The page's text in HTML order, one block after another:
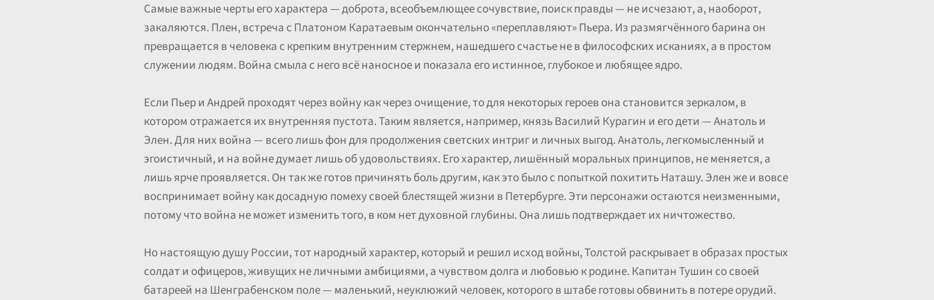
Самые важные черты его характера — доброта, всеобъемлющее сочувствие, поиск правды — не исчезают, а, наоборот,
закаляются. Плен, встреча с Платоном Каратаевым окончательно «переплавляют» Пьера. Из размягчённого барина он
превращается в человека с крепким внутренним стержнем, нашедшего счастье не в философских исканиях, а в простом
служении людям. Война смыла с него всё наносное и показала его истинное, глубокое и любящее ядро.
Если Пьер и Андрей проходят через войну как через очищение, то для некоторых героев она становится зеркалом, в
котором отражается их внутренняя пустота. Таким является, например, князь Василий Курагин и его дети — Анатоль и
Элен. Для них война — всего лишь фон для продолжения светских интриг и личных выгод. Анатоль, легкомысленный и
эгоистичный, и на войне думает лишь об удовольствиях. Его характер, лишённый моральных принципов, не меняется, а
лишь ярче проявляется. Он так же готов причинять боль другим, как это было с попыткой похитить Наташу. Элен же и вовсе
воспринимает войну как досадную помеху своей блестящей жизни в Петербурге. Эти персонажи остаются неизменными,
потому что война не может изменить того, в ком нет духовной глубины. Она лишь подтверждает их ничтожество.
Но настоящую душу России, тот народный характер, который и решил исход войны, Толстой раскрывает в образах простых
солдат и офицеров, живущих не личными амбициями, а чувством долга и любовью к родине. Капитан Тушин со своей
батареей на Шенграбенском поле — маленький, неуклюжий человек, которого в штабе готовы обвинить в потере орудий.